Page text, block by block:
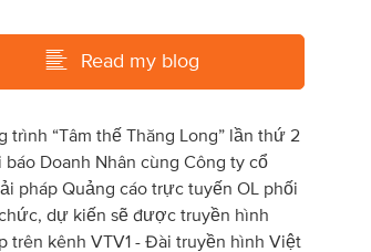
Read my blog
trình “Tâm thế Thăng Long” lần thứ 2
báo Doanh Nhân cùng Công ty cổ
pháp Quảng cáo trực tuyến OL phối
dự kiến sẽ được truyền hình
trên kênh VTV1 - Đài truyền hình Việt